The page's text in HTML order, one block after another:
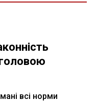
всі норми